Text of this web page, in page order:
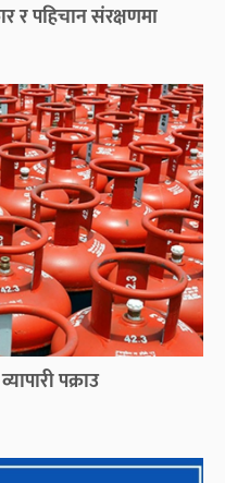
र पहिचान संरक्षणमा
पक्राउ